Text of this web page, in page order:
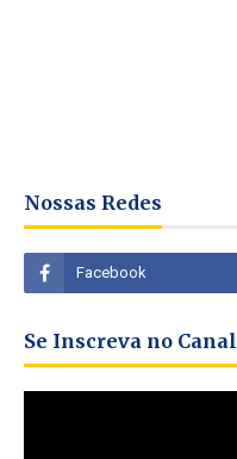
Nossas Redes
Se Inscreva no Canal